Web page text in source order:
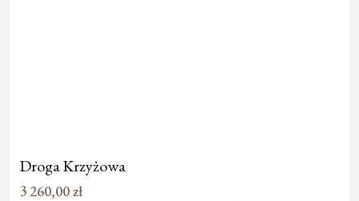
Droga Krzyżowa
3 260,00zł